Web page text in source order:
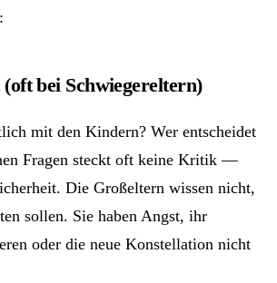
bei Schwiegereltern)
mit den Kindern? Wer entscheidet
Fragen steckt oft keine Kritik —
Die Großeltern wissen nicht,
sollen. Sie haben Angst, ihr
oder die neue Konstellation nicht